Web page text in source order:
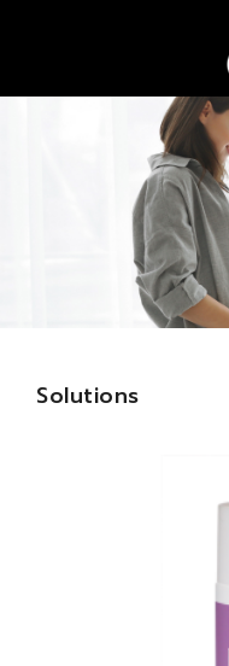
NAVI A
NAIL PARFAIT
Solutions